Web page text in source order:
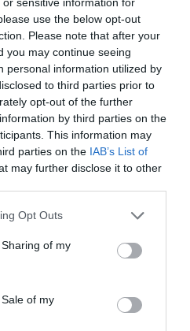
use the below opt-out
Please note that after your
you may continue seeing
personal information utilized by
to third parties prior to
opt-out of the further
by third parties on the
This information may
parties on the IAB’s List of
may further disclose it to other
Opt Outs
of my
of my